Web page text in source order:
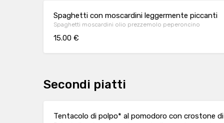
Spaghetti con moscardini leggermente piccanti
Spaghetti moscardini olio prezzemolo peperoncino
15.00 €
Secondi piatti
Tentacolo di polpo* al pomodoro con crostone di